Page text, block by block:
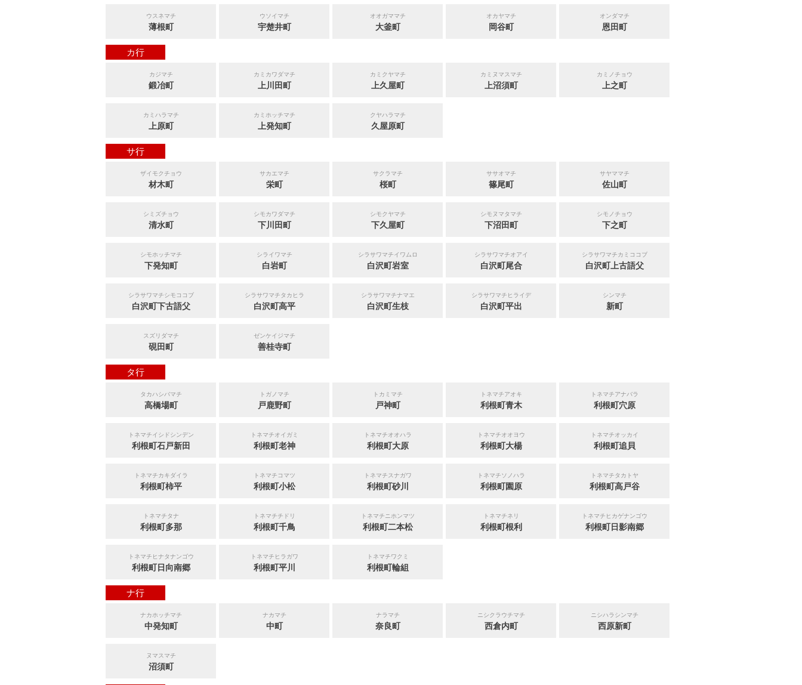
ウスネマチ
薄根町
ウソイマチ
宇楚井町
オオガママチ
大釜町
オカヤマチ
岡谷町
オンダマチ
恩田町
カ行
カジマチ
鍛冶町
カミカワダマチ
上川田町
カミクヤマチ
上久屋町
カミヌマスマチ
上沼須町
カミノチョウ
上之町
カミハラマチ
上原町
カミホッチマチ
上発知町
クヤハラマチ
久屋原町
サ行
ザイモクチョウ
材木町
サカエマチ
栄町
サクラマチ
桜町
ササオマチ
篠尾町
サヤママチ
佐山町
シミズチョウ
清水町
シモカワダマチ
下川田町
シモクヤマチ
下久屋町
シモヌマタマチ
下沼田町
シモノチョウ
下之町
シモホッチマチ
下発知町
シライワマチ
白岩町
シラサワマチイワムロ
白沢町岩室
シラサワマチオアイ
白沢町尾合
シラサワマチカミココブ
白沢町上古語父
シラサワマチシモココブ
白沢町下古語父
シラサワマチタカヒラ
白沢町高平
シラサワマチナマエ
白沢町生枝
シラサワマチヒライデ
白沢町平出
シンマチ
新町
スズリダマチ
硯田町
ゼンケイジマチ
善桂寺町
タ行
タカハシバマチ
高橋場町
トガノマチ
戸鹿野町
トカミマチ
戸神町
トネマチアオキ
利根町青木
トネマチアナバラ
利根町穴原
トネマチイシドシンデン
利根町石戸新田
トネマチオイガミ
利根町老神
トネマチオオハラ
利根町大原
トネマチオオヨウ
利根町大楊
トネマチオッカイ
利根町追貝
トネマチカキダイラ
利根町柿平
トネマチコマツ
利根町小松
トネマチスナガワ
利根町砂川
トネマチソノハラ
利根町園原
トネマチタカトヤ
利根町高戸谷
トネマチタナ
利根町多那
トネマチチドリ
利根町千鳥
トネマチニホンマツ
利根町二本松
トネマチネリ
利根町根利
トネマチヒカゲナンゴウ
利根町日影南郷
トネマチヒナタナンゴウ
利根町日向南郷
トネマチヒラガワ
利根町平川
トネマチワクミ
利根町輪組
ナ行
ナカホッチマチ
中発知町
ナカマチ
中町
ナラマチ
奈良町
ニシクラウチマチ
西倉内町
ニシハラシンマチ
西原新町
ヌマスマチ
沼須町